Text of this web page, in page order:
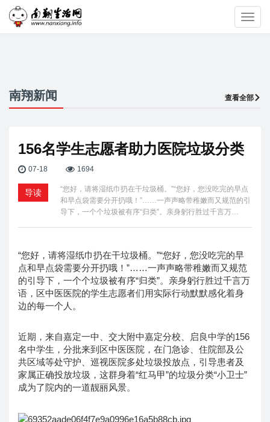
南翔新闻 查看全部
156名学生志愿者助力医院垃圾分类
07-18 1694
导读
“您好，请将湿纸巾扔在干垃圾桶。”“您好，您没吃完的早点
和早点袋需要分开扔哦！”……一声声略带稚嫩而又规范的引
导下，一个个垃圾被有序“归类”。亲身躬行胜过千言万…
“您好，请将湿纸巾扔在干垃圾桶。”“您好，您没吃完的早
点和早点袋需要分开扔哦！”……一声声略带稚嫩而又规范
的引导下，一个个垃圾被有序“归类”。亲身躬行胜过千言万
语，区中医医院的学生志愿者们用实际行动默默感化着身
边的每一个人。
近期，来自嘉定一中、交大附中嘉定分校、启良中学的156
名中学生，分批来到区中医医院，在门急诊、住院部及公
共区域等处守护、巡视医院多处垃圾投放点，引导患者及
家属正确投放垃圾，这群身着“红马甲”的垃圾分类“小卫士”
成为了院内的一道靓丽风景。